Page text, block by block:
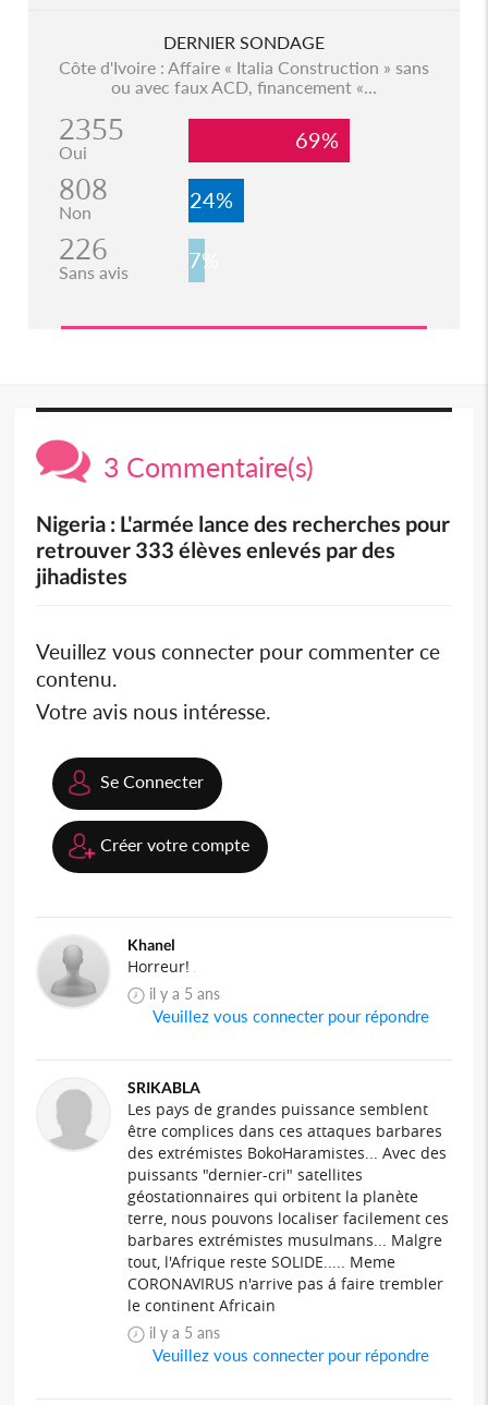
DERNIER SONDAGE
Côte d'Ivoire : Affaire « Italia Construction » sans
ou avec faux ACD, financement «...
2355
Oui 69%
808
Non 24%
226
Sans avis 7%
3 Commentaire(s)
Nigeria : L'armée lance des recherches pour
retrouver 333 élèves enlevés par des
jihadistes
Veuillez vous connecter pour commenter ce
contenu.
Votre avis nous intéresse.
Se Connecter
Créer votre compte
Khanel
Horreur!
il y a 5 ans
Veuillez vous connecter pour répondre
SRIKABLA
Les pays de grandes puissance semblent
être complices dans ces attaques barbares
des extrémistes BokoHaramistes... Avec des
puissants "dernier-cri" satellites
géostationnaires qui orbitent la planète
terre, nous pouvons localiser facilement ces
barbares extrémistes musulmans... Malgre
tout, l'Afrique reste SOLIDE..... Meme
CORONAVIRUS n'arrive pas á faire trembler
le continent Africain
il y a 5 ans
Veuillez vous connecter pour répondre